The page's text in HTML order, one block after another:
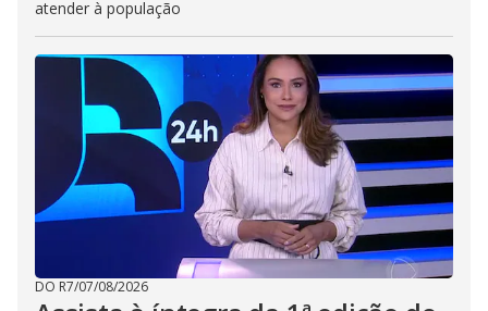
atender à população
DO R7/07/08/2026